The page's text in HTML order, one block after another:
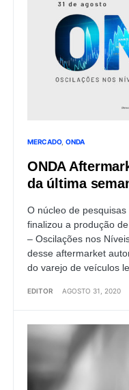
MERCADO ONDA
ONDA
da última
O núcleo de pesquisas
finalizou a produção
– Oscilações nos
desse aftermarket
do varejo de veículos
EDITOR AGOSTO 31, 2020